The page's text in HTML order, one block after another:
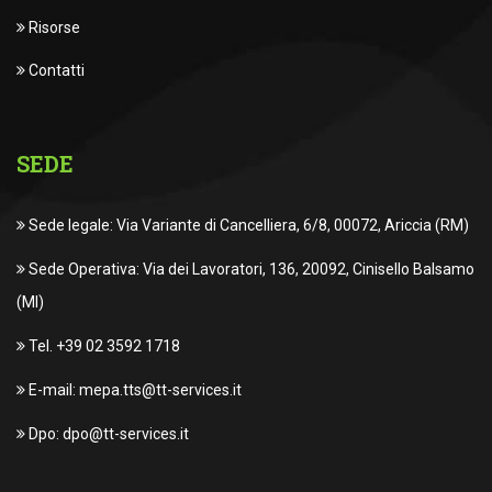
Risorse
Contatti
SEDE
Sede legale: Via Variante di Cancelliera, 6/8, 00072, Ariccia (RM)
Sede Operativa: Via dei Lavoratori, 136, 20092, Cinisello Balsamo
(MI)
Tel. +39 02 3592 1718
E-mail: mepa.tts@tt-services.it
Dpo: dpo@tt-services.it